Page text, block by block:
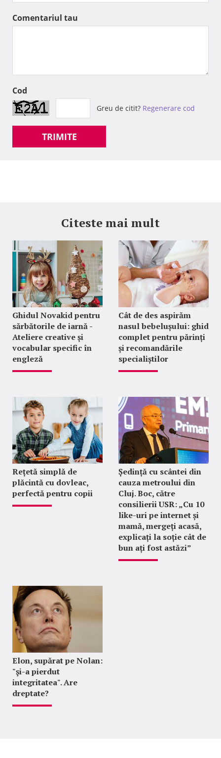
Comentariul tau
Cod
Greu de citit? Regenerare cod
TRIMITE
Citeste mai mult
Ghidul Novakid pentru
sărbătorile de iarnă -
Ateliere creative și
vocabular specific în
engleză
Cât de des aspirăm
nasul bebelușului: ghid
complet pentru părinți
și recomandările
specialiștilor
Rețetă simplă de
plăcintă cu dovleac,
perfectă pentru copii
Ședință cu scântei din
cauza metroului din
Cluj. Boc, către
consilierii USR: „Cu 10
like-uri pe internet și
mamă, mergeți acasă,
explicați la soție cât de
bun ați fost astăzi”
Elon, supărat pe Nolan:
"şi-a pierdut
integritatea". Are
dreptate?